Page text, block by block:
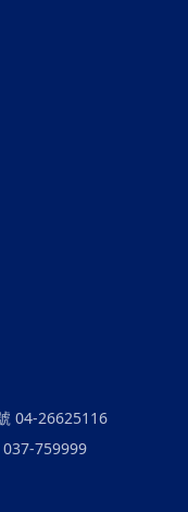
04-26625116
759999